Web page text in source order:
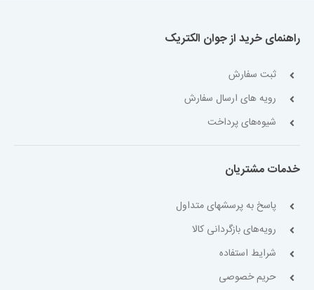
راهنمای خرید از جوان الکتریک
ثبت سفارش
رویه های ارسال سفارش
شیوه‌های پرداخت
خدمات مشتریان
پاسخ به پرسشهای متداول
رویه‌های بازگردانی کالا
شرایط استفاده
حریم خصوصی